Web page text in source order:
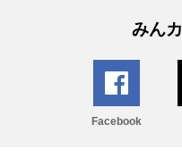
みん
Facebook